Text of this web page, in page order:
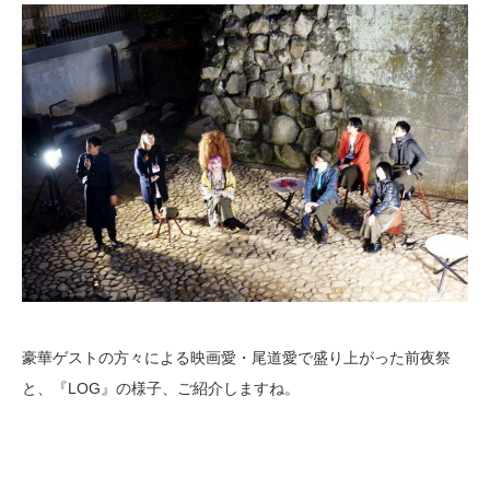
豪華ゲストの方々による映画愛・尾道愛で盛り上がった前夜祭
と、『LOG』の様子、ご紹介しますね。